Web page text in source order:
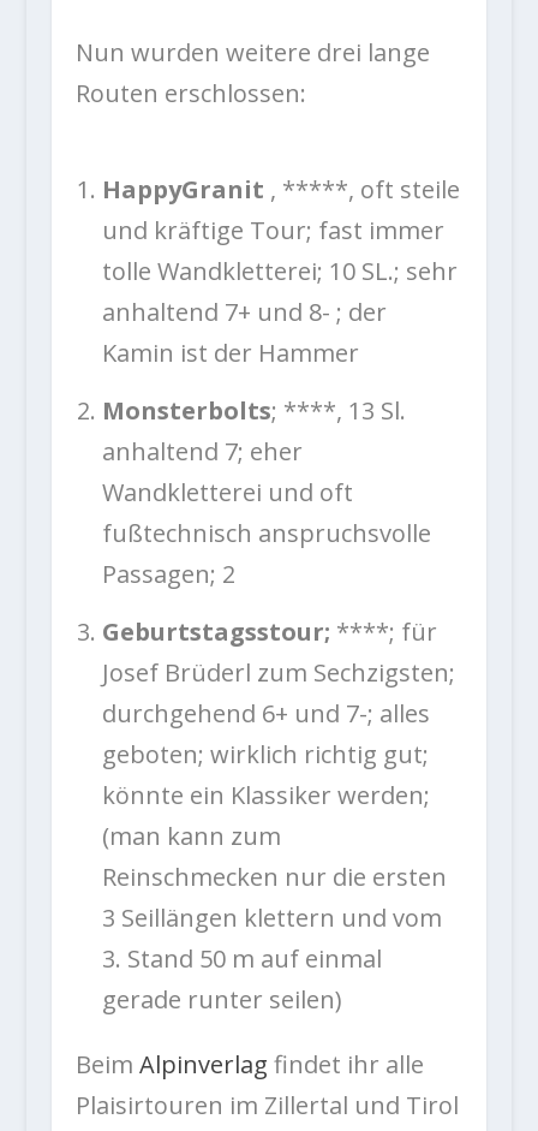
Nun wurden weitere drei lange
Routen erschlossen:
HappyGranit , *****, oft steile
und kräftige Tour; fast immer
tolle Wandkletterei; 10 SL.; sehr
anhaltend 7+ und 8- ; der
Kamin ist der Hammer
Monsterbolts; ****, 13 Sl.
anhaltend 7; eher
Wandkletterei und oft
fußtechnisch anspruchsvolle
Passagen; 2
Geburtstagsstour; ****; für
Josef Brüderl zum Sechzigsten;
durchgehend 6+ und 7-; alles
geboten; wirklich richtig gut;
könnte ein Klassiker werden;
(man kann zum
Reinschmecken nur die ersten
3 Seillängen klettern und vom
3. Stand 50 m auf einmal
gerade runter seilen)
Beim Alpinverlag findet ihr alle
Plaisirtouren im Zillertal und Tirol